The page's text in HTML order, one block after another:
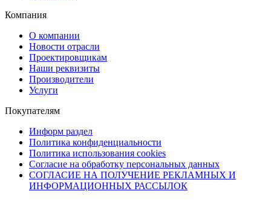
Компания
О компании
Новости отрасли
Проектировщикам
Наши реквизиты
Производители
Услуги
Покупателям
Информ раздел
Политика конфиденциальности
Политика использования cookies
Согласие на обработку персональных данных
СОГЛАСИЕ НА ПОЛУЧЕНИЕ РЕКЛАМНЫХ И
ИНФОРМАЦИОННЫХ РАССЫЛОК